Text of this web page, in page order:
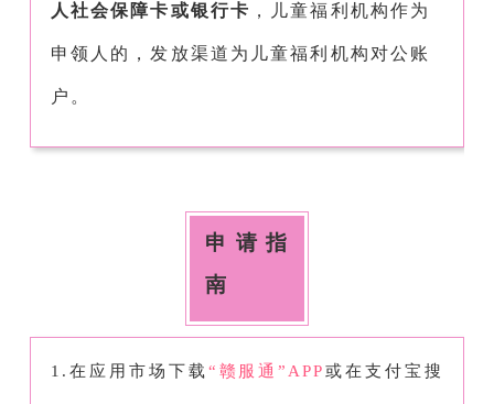
人社会保障卡或银行卡 ，儿童福利机构作为
申领人的，发放渠道为儿童福利机构对公账
户。
申请指
南
1.在应用市场下载 “赣服通”APP或在支付宝搜